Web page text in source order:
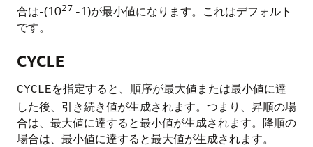
合は-(1027 -1)が最小値になります。これはデフォルト
です。
CYCLE
CYCLEを指定すると、順序が最大値または最小値に達
した後、引き続き値が生成されます。つまり、昇順の場
合は、最大値に達すると最小値が生成されます。降順の
場合は、最小値に達すると最大値が生成されます。